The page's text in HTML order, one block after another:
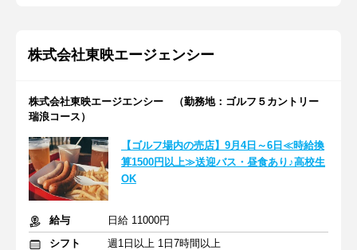
株式会社東映エージェンシー
株式会社東映エージエンシー （勤務地：ゴルフ５カントリー
瑞浪コース）
【ゴルフ場内の売店】9月4日～6日≪時給換
算1500円以上≫送迎バス・昼食あり♪高校生
OK
給与
日給 11000円
シフト
週1日以上 1日7時間以上